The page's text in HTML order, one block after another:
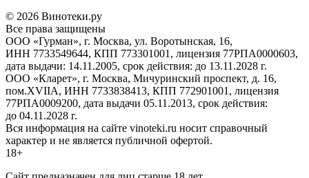
© 2026 Винотеки.ру
Все права защищены
ООО «Гурман», г. Москва, ул. Воротынская, 16,
ИНН 7733549644, КПП 773301001, лицензия 77РПА0000603,
дата выдачи: 14.11.2005, срок действия: до 13.11.2028 г.
ООО «Кларет», г. Москва, Мичуринский проспект, д. 16,
пом.XVIIA, ИНН 7733838413, КПП 772901001, лицензия
77РПА0009200, дата выдачи 05.11.2013, срок действия:
до 04.11.2028 г.
Вся информация на сайте vinoteki.ru носит справочный
характер и не является публичной офертой.
18+